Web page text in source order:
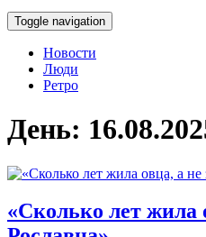
Toggle navigation
Новости
Люди
Ретро
День:
«Сколько лет жила